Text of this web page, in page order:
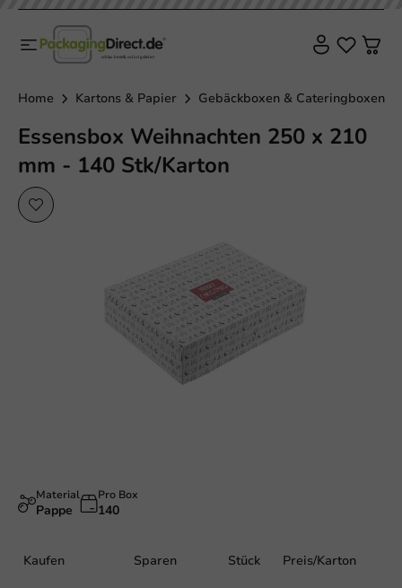
Home Kartons & Papier Gebäckboxen & Cateringboxen
Essensbox Weihnachten 250 x 210
mm - 140 Stk/Karton
Material
Pappe
Pro Box
140
Kaufen Sparen Stück Preis/Karton